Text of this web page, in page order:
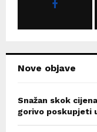
Nove objave
Snažan skok
gorivo poskupjeti